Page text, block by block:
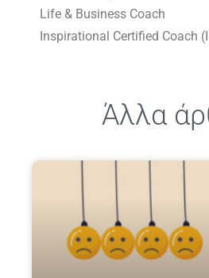
Life & Business Coach
Inspirational Certified Coach
Άλλα